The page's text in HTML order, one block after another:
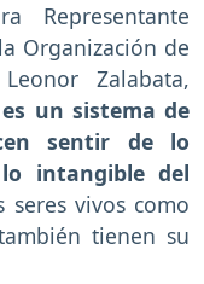
Representante
Organización de
Zalabata,
un sistema de
sentir de lo
intangible del
vivos como
tienen su